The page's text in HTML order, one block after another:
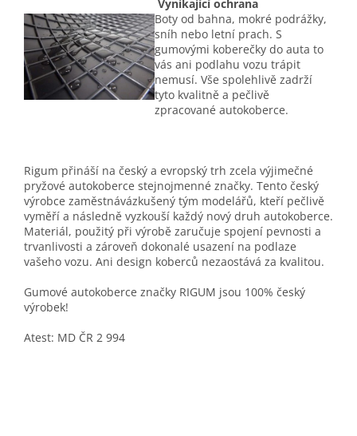
Vynikající ochrana
Boty od bahna, mokré podrážky,
sníh nebo letní prach. S
gumovými koberečky do auta to
vás ani podlahu vozu trápit
nemusí. Vše spolehlivě zadrží
tyto kvalitně a pečlivě
zpracované autokoberce.
Rigum přináší na český a evropský trh zcela výjimečné
pryžové autokoberce stejnojmenné značky. Tento český
výrobce zaměstnávázkušený tým modelářů, kteří pečlivě
vyměří a následně vyzkouší každý nový druh autokoberce.
Materiál, použitý při výrobě zaručuje spojení pevnosti a
trvanlivosti a zároveň dokonalé usazení na podlaze
vašeho vozu. Ani design koberců nezaostává za kvalitou.
Gumové autokoberce značky RIGUM jsou 100% český
výrobek!
Atest: MD ČR 2 994